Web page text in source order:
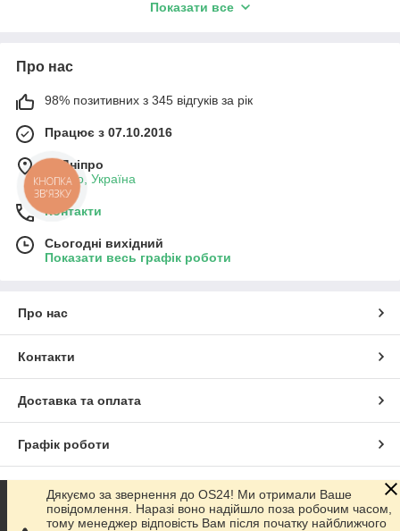
Столи-трансформери — це не просто меблі, а розумний
розміщення в малогабаритних квартирах.
Переваги столів-трансформерів:
не вимагають зусиль.
Ергономіка
комфортної роботи весь день.
Довговічність
витримують часті трансформації.
Наш інтернет-магазин пропонує купити письмові та
комп'ютерністоли-трансформери, столи-книжки
магазині Office Systems 24 — і насолоджуйтеся
Показати все
Про нас
98% позитивних з 345 відгуків за рік
Працює з 07.10.2016
м. Дніпро
Дніпро, Україна
Контакти
Сьогодні вихідний
Показати весь графік роботи
Про нас
Контакти
Доставка та оплата
Графік роботи
Повна версія сайту
Дякуємо за звернення до OS24! Ми отримали Ваше
повідомлення. Наразі воно надійшло поза робочим часом,
тому менеджер відповість Вам після початку найближчого
КНОПКА
ЗВ'ЯЗКУ